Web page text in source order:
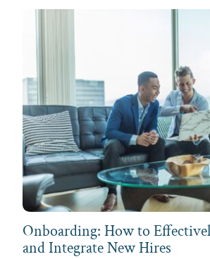
Onboarding: How to
and Integrate New Hires